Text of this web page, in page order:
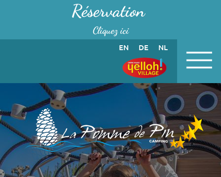
Panneau de gestion des cookiesRéservation
Cliquez ici
EN DE NL